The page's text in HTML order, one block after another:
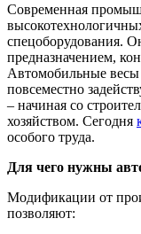
Современная
спецоборудования.
предназначением,
Автомобильные весы
повсеместно
– начиная со
хозяйством. Сегодня
особого труда.
Для чего нужны
Модификации от
позволяют: